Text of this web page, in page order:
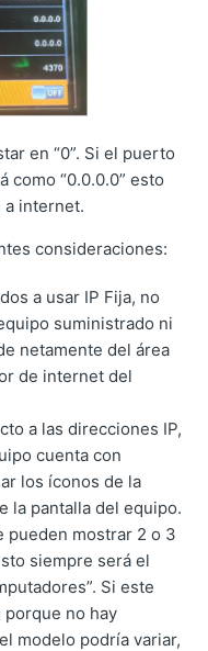
en “0”. Si el puerto
como “0.0.0.0” esto
a internet.
consideraciones:
a usar IP Fija, no
suministrado ni
netamente del área
de internet del
a las direcciones IP,
cuenta con
los íconos de la
la pantalla del equipo.
pueden mostrar 2 o 3
siempre será el
Si este
porque no hay
modelo podría variar,